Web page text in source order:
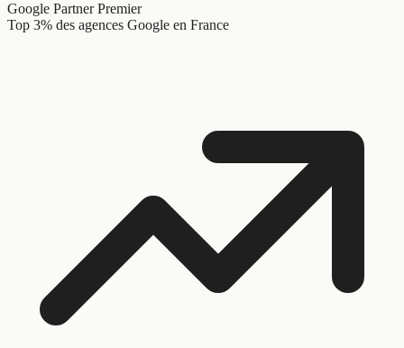
Google Partner Premier
Top 3% des agences Google en France